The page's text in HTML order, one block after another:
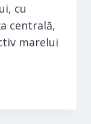
cu
centrală,
marelui